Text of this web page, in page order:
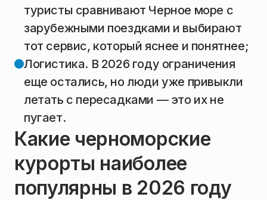
туристы сравнивают Черное море с
зарубежными поездками и выбирают
тот сервис, который яснее и понятнее;
Логистика. В 2026 году ограничения
еще остались, но люди уже привыкли
летать с пересадками — это их не
пугает.
Какие черноморские
курорты наиболее
популярны в 2026 году